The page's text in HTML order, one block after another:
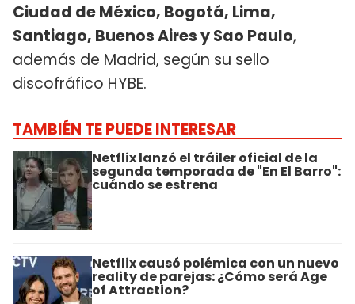
Ciudad de México, Bogotá, Lima,
Santiago, Buenos Aires y Sao Paulo,
además de Madrid, según su sello
discofráfico HYBE.
TAMBIÉN TE PUEDE INTERESAR
Netflix lanzó el tráiler oficial de la
segunda temporada de "En El Barro":
cuándo se estrena
Netflix causó polémica con un nuevo
reality de parejas: ¿Cómo será Age
of Attraction?